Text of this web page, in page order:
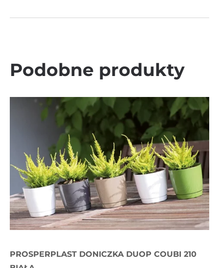
Podobne produkty
PROSPERPLAST DONICZKA DUOP COUBI 210